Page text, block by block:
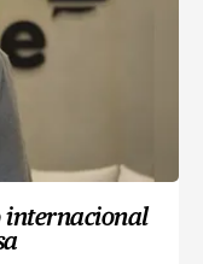
internacional